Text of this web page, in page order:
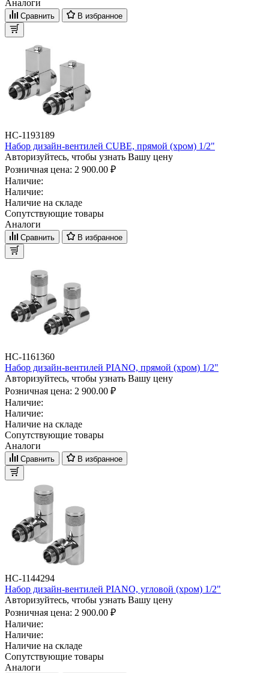
Аналоги
Сравнить В избранное
НС-1193189
Набор дизайн-вентилей CUBE, прямой (хром) 1/2"
Авторизуйтесь, чтобы узнать Вашу цену
Розничная цена: 2 900.00 ₽
Наличие:
Наличие:
Наличие на складе
Сопутствующие товары
Аналоги
Сравнить В избранное
НС-1161360
Набор дизайн-вентилей PIANO, прямой (хром) 1/2"
Авторизуйтесь, чтобы узнать Вашу цену
Розничная цена: 2 900.00 ₽
Наличие:
Наличие:
Наличие на складе
Сопутствующие товары
Аналоги
Сравнить В избранное
НС-1144294
Набор дизайн-вентилей PIANO, угловой (хром) 1/2"
Авторизуйтесь, чтобы узнать Вашу цену
Розничная цена: 2 900.00 ₽
Наличие:
Наличие:
Наличие на складе
Сопутствующие товары
Аналоги